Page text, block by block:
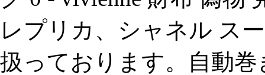
レプリカ、シャネル ス
扱っております。自動